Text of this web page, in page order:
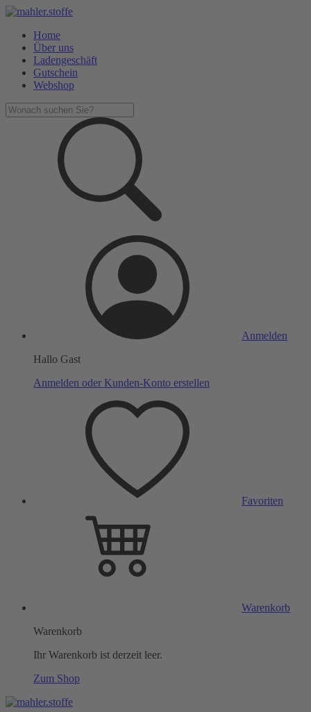
Home
Über uns
Ladengeschäft
Gutschein
Webshop
Anmelden
Hallo Gast
Anmelden oder Kunden-Konto erstellen
Favoriten
Warenkorb
Warenkorb
Ihr Warenkorb ist derzeit leer.
Zum Shop